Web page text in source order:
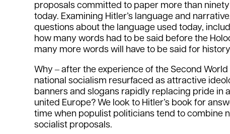
proposals committed to paper more than
today. Examining Hitler’s language and
questions about the language used today,
how many words had to be said before the
many more words will have to be said for
Why ‒ after the experience of the Second World
national socialism resurfaced as attractive
banners and slogans rapidly replacing pride in
united Europe? We look to Hitler’s book for
time when populist politicians tend to combine
socialist proposals.